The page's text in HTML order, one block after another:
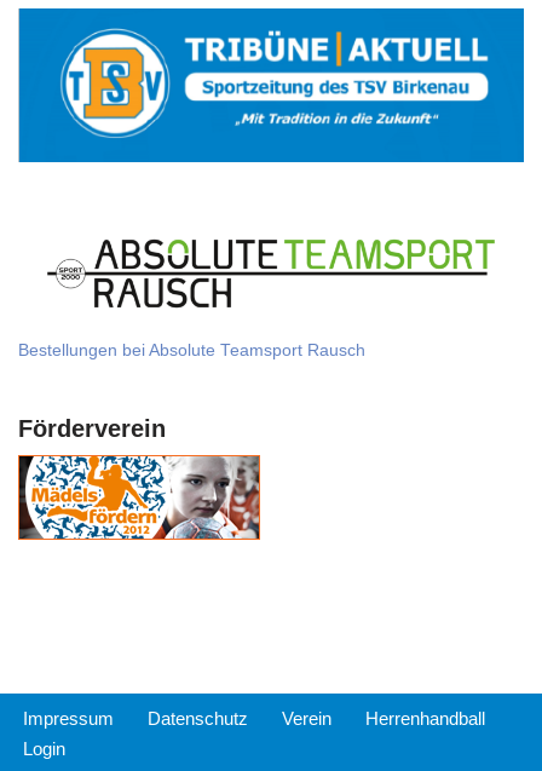
Bestellungen bei Absolute Teamsport Rausch
Förderverein
Impressum Datenschutz Verein
Herrenhandball
Login